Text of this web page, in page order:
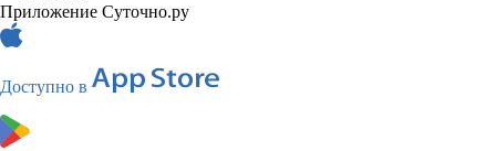
Приложение Суточно.ру
Доступно в